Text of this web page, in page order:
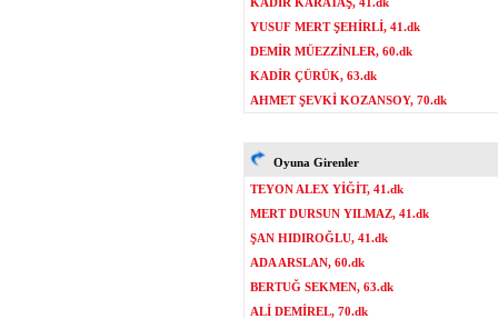
YUSUF MERT ŞEHİRLİ, 41.dk
DEMİR MÜEZZİNLER, 60.dk
KADİR ÇÜRÜK, 63.dk
AHMET ŞEVKİ KOZANSOY, 70.dk
Oyuna Girenler
TEYON ALEX YİĞİT, 41.dk
MERT DURSUN YILMAZ, 41.dk
ŞAN HIDIROĞLU, 41.dk
ADA ARSLAN, 60.dk
BERTUĞ SEKMEN, 63.dk
ALİ DEMİREL, 70.dk